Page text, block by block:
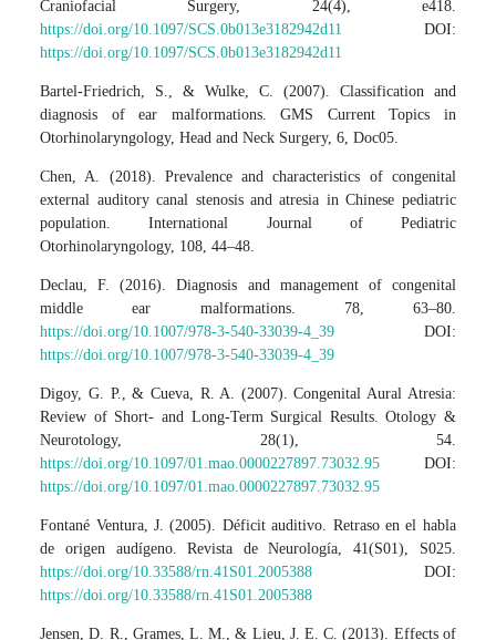
Craniofacial Surgery, 24(4), e418.
https://doi.org/10.1097/SCS.0b013e3182942d11 DOI:
https://doi.org/10.1097/SCS.0b013e3182942d11
Bartel-Friedrich, S., & Wulke, C. (2007). Classification and
diagnosis of ear malformations. GMS Current Topics in
Otorhinolaryngology, Head and Neck Surgery, 6, Doc05.
Chen, A. (2018). Prevalence and characteristics of congenital
external auditory canal stenosis and atresia in Chinese pediatric
population. International Journal of Pediatric
Otorhinolaryngology, 108, 44–48.
Declau, F. (2016). Diagnosis and management of congenital
middle ear malformations. 78, 63–80.
https://doi.org/10.1007/978-3-540-33039-4_39 DOI:
https://doi.org/10.1007/978-3-540-33039-4_39
Digoy, G. P., & Cueva, R. A. (2007). Congenital Aural Atresia:
Review of Short- and Long-Term Surgical Results. Otology &
Neurotology, 28(1), 54.
https://doi.org/10.1097/01.mao.0000227897.73032.95 DOI:
https://doi.org/10.1097/01.mao.0000227897.73032.95
Fontané Ventura, J. (2005). Déficit auditivo. Retraso en el habla
de origen audígeno. Revista de Neurología, 41(S01), S025.
https://doi.org/10.33588/rn.41S01.2005388 DOI:
https://doi.org/10.33588/rn.41S01.2005388
Jensen, D. R., Grames, L. M., & Lieu, J. E. C. (2013). Effects of